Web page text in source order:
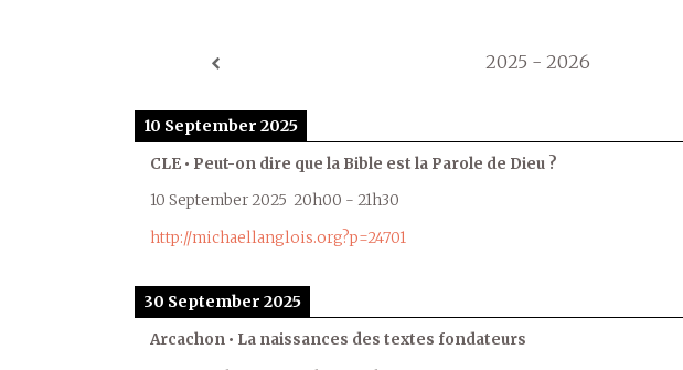
2025 - 2026
10 September 2025
CLE • Peut-on dire que la Bible est la Parole de Dieu ?
10 September 2025 20h00 - 21h30
http://michaellanglois.org?p=24701
30 September 2025
Arcachon • La naissances des textes fondateurs